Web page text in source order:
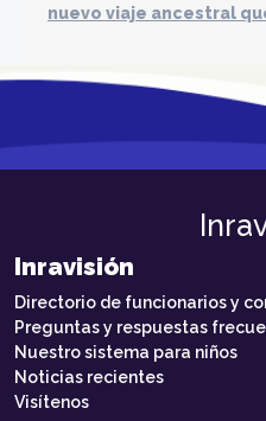
nuevo viaje ancestral
Inravisión
Directorio de funcionarios y
Preguntas y respuestas
Nuestro sistema para niños
Noticias recientes
Visítenos